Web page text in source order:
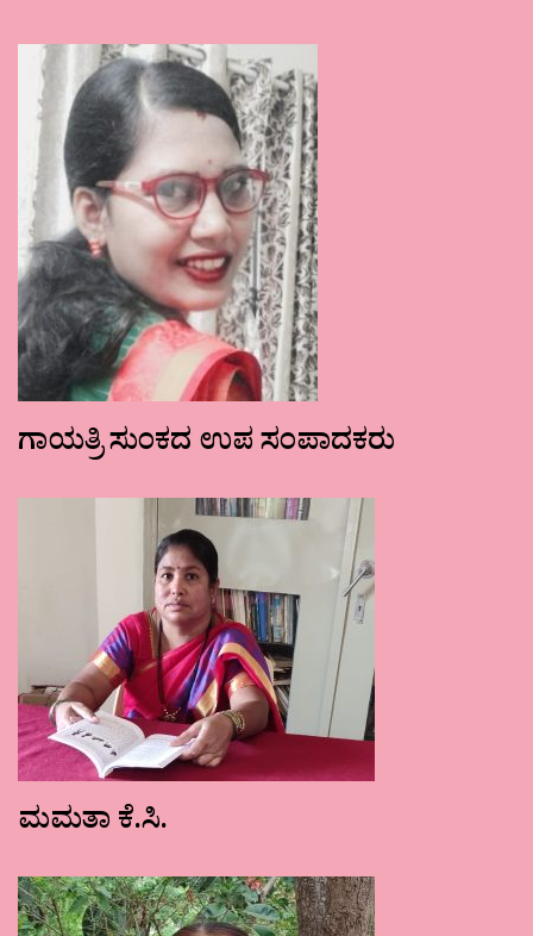
ಗಾಯತ್ರಿ ಸುಂಕದ ಉಪ ಸಂಪಾದಕರು
ಮಮತಾ ಕೆ.ಸಿ.